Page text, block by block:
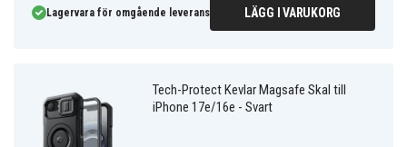
Lagervara för omgående leverans LÄGG I VARUKORG
Tech-Protect Kevlar Magsafe Skal till
iPhone 17e/16e - Svart